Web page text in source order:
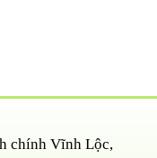
chính Vĩnh Lộc,